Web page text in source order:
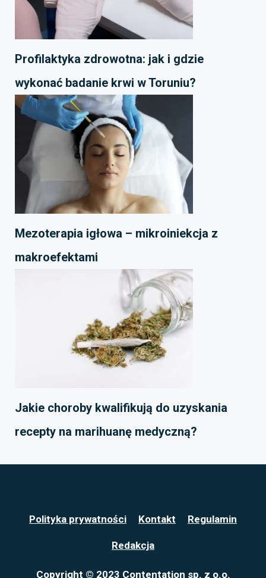
Profilaktyka zdrowotna: jak i gdzie
wykonać badanie krwi w Toruniu?
Mezoterapia igłowa – mikroiniekcja z
makroefektami
Jakie choroby kwalifikują do uzyskania
recepty na marihuanę medyczną?
Polityka prywatności Kontakt Regulamin
Redakcja
Copyright © 2023 Contentation sp. z o.o.